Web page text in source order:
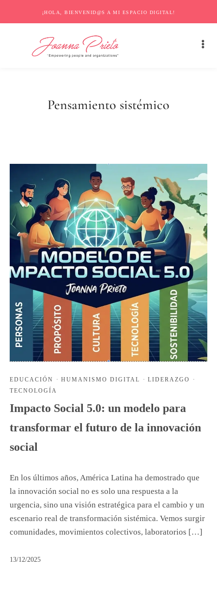
¡HOLA, BIENVENID@S A MI ESPACIO DIGITAL!
Pensamiento sistémico
EDUCACIÓN · HUMANISMO DIGITAL · LIDERAZGO
·
TECNOLOGÍA
Impacto Social 5.0: un modelo para
transformar el futuro de la innovación
social
En los últimos años, América Latina ha demostrado que
la innovación social no es solo una respuesta a la
urgencia, sino una visión estratégica para el cambio y un
escenario real de transformación sistémica. Vemos surgir
comunidades, movimientos colectivos, laboratorios […]
13/12/2025